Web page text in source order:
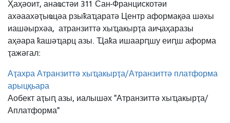
Ҳаҳәоит, анаҩстәи 311 Сан-Францискотәи
ахәаахәҭыҩцәа рзыҟаҵаратә Центр аформақәа шәхы
иашәырхәа, атранзиттә хыҵакырҭа аиҷаҳаразы
аҳәара ҟашәҵарц азы. Ҵаҟа ишаарԥшу еиԥш аформа
ҭажәгал:
Аҭахра Атранзиттә хыҵакырҭа/Атранзиттә платформа
арыцқьара
Аобект аҭыԥ азы, иалышәх "Атранзиттә хыҵакырҭа/
Аплатформа"